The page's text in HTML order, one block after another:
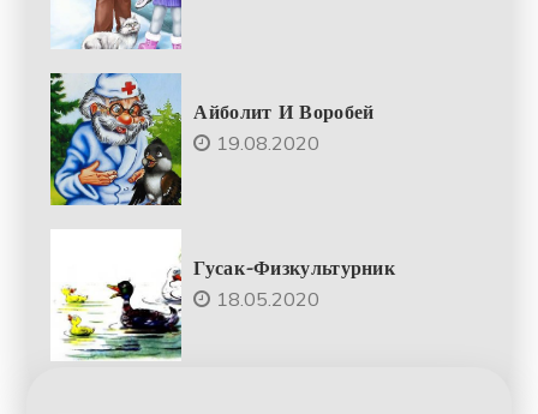
Айболит И Воробей
19.08.2020
Гусак-Физкультурник
18.05.2020